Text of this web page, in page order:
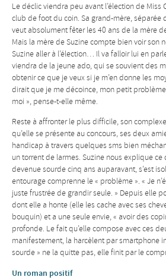
Le déclic viendra peu avant l’élection de Miss
club de foot du coin. Sa grand-mère, séparée
veut absolument fêter les 40 ans de la mère
Mais la mère de Suzine compte bien voir son
Suzine aller à l’élection… Il va falloir lui en
viendra de la jeune ado, qui se souvient des
obtenir ce que je veux si je m’en donne les
dirait que je me décoince, mon petit
moi », pense-t-elle même.
Reste à affronter le plus difficile, son
qu’elle se présente au concours, ses deux
handicap à travers quelques sms bien
un torrent de larmes. Suzine nous explique ce
devenue sourde cinq ans auparavant, s’est
entourage comprenne le « problème ». « Je
juste frustrée de grandir seule. » Depuis elle
dont elle a honte (elle les cache avec ses
bouquin) et a une seule envie, « avoir des
profonde. Le fait qu’elle compose avec ces
manifestement, la harcèlent par smartphone
sourde » ne la quitte pas, elle finit par le
Un roman positif